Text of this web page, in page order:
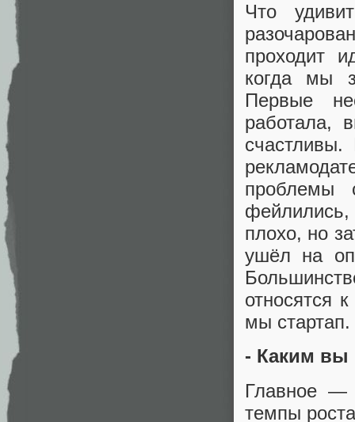
Что
проходит
когда мы
Первые
работала,
проблемы
плохо, но
ушёл на
относятся
мы стартап.
- Каким вы
Главное —
темпы